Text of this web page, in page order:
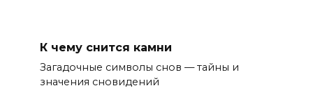
К чему снится камни
Загадочные символы снов — тайны и
значения сновидений